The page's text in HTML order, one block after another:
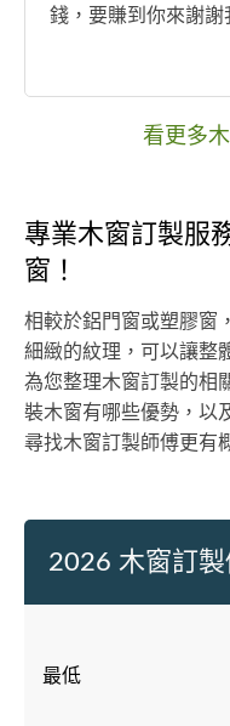
錢，要賺到你來謝謝
看更多
專業木窗訂製服
窗！
相較於鋁門窗或塑膠窗
細緻的紋理，可以讓整
為您整理木窗訂製的相
裝木窗有哪些優勢，以
尋找木窗訂製師傅更有
2026 木窗訂製
最低